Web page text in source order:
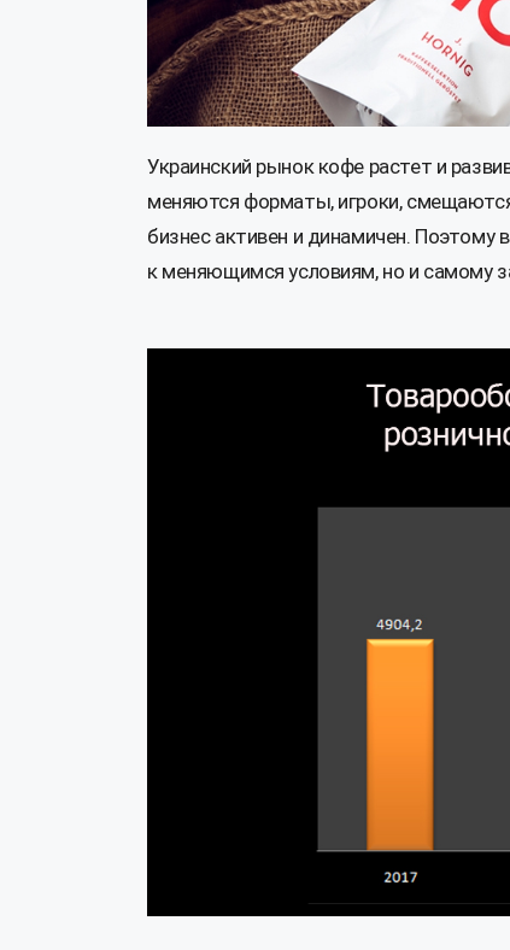
Украинский рынок кофе растет и
меняются форматы, игроки,
бизнес активен и динамичен. Поэтому
к меняющимся условиям, но и самому